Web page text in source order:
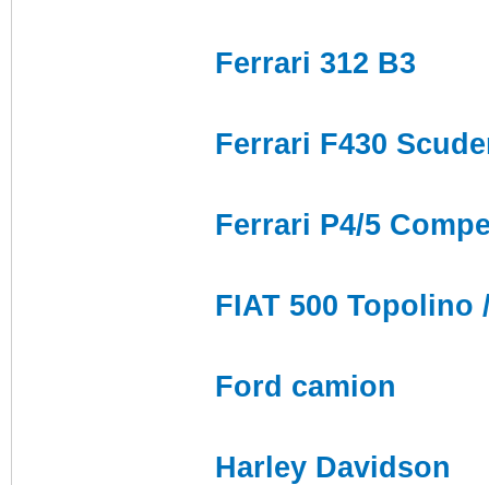
Ferrari 312 B3
Ferrari F430
Ferrari P4/5
FIAT 500 Topolino
Ford camion
Harley Davidson